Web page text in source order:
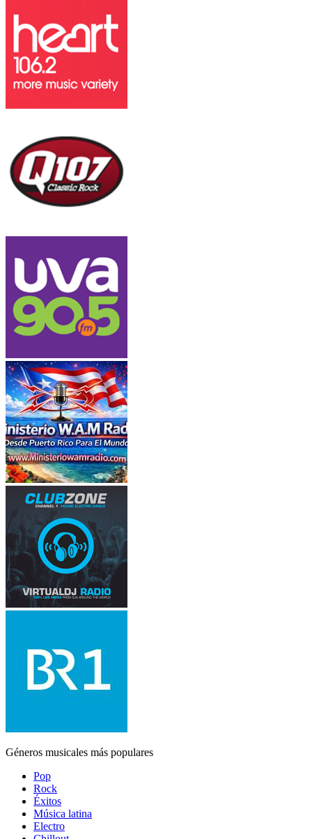
Géneros musicales más populares
Pop
Rock
Éxitos
Música latina
Electro